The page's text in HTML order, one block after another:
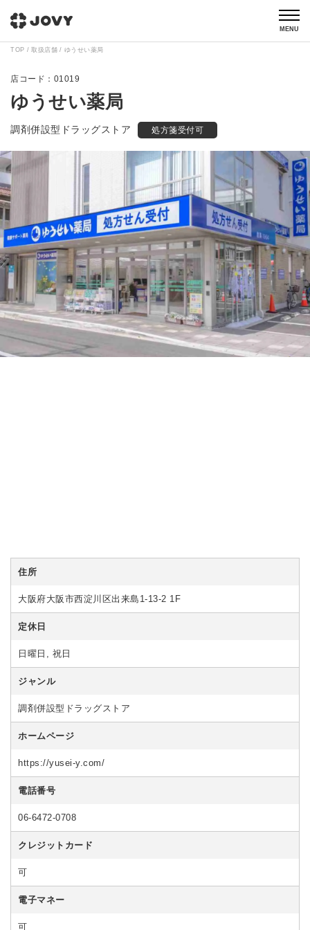
MENU
TOP 取扱店舗 ゆうせい薬局
01019
ゆうせい薬局
調剤併設型ドラッグストア 処方箋受付可
住所
大阪府大阪市西淀川区出来島1-13-2 1F
定休日
日曜日, 祝日
ジャンル
調剤併設型ドラッグストア
ホームページ
https://yusei-y.com/
電話番号
06-6472-0708
クレジットカード
可
電子マネー
可